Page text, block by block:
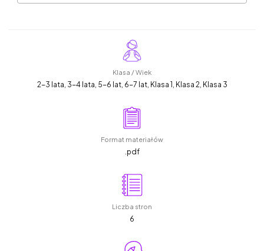
Klasa / Wiek
2-3 lata, 3-4 lata, 5-6 lat, 6-7 lat, Klasa 1, Klasa 2, Klasa 3
Format materiałów
.pdf
Liczba stron
6